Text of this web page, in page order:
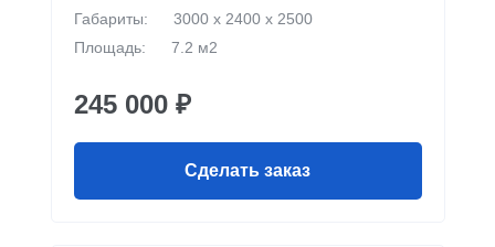
Габариты:
3000 х 2400 х 2500
Площадь:
7.2 м2
245 000 ₽
Сделать заказ